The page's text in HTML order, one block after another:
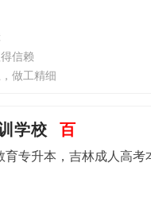
信赖
做工精细
学校 百
专升本，吉林成人高考